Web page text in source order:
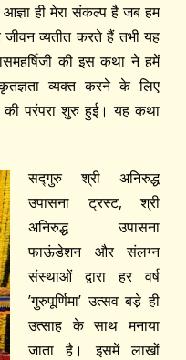
आज्ञा ही मेरा संकल्प है जब हम
व्यतीत करते हैं तभी यह
की इस कथा ने हमें
कृतज्ञता व्यक्त करने के लिए
की परंपरा शुरु हुई। यह कथा
सद्‍गुरु श्री अनिरुद्ध
उपासना ट्रस्ट, श्री
अनिरुद्ध उपासना
फाऊंडेशन और संलग्न
संस्थाओं द्वारा हर वर्ष
’गुरुपूर्णिमा’ उत्सव बडे़ ही
उत्साह के साथ मनाया
जाता है। इसमें लाखों